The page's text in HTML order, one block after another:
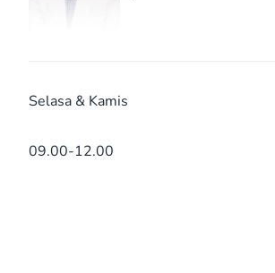
Selasa & Kamis
09.00-12.00